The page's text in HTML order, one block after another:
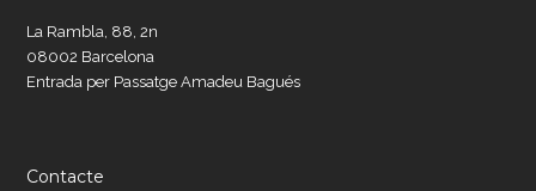
La Rambla, 88, 2n
08002 Barcelona
Entrada per Passatge Amadeu Bagués
Contacte